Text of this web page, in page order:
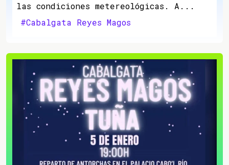
las condiciones metereológicas. A...
#Cabalgata Reyes Magos